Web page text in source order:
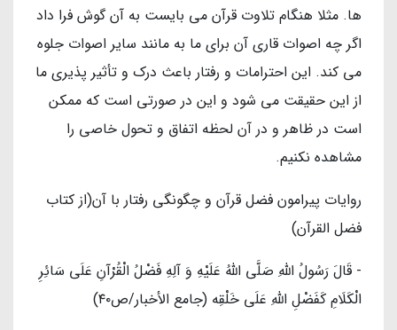
ها. مثلا هنگام تلاوت قرآن می بایست به آن گوش فرا داد
اگر چه اصوات قاری آن برای ما به مانند سایر اصوات جلوه
می کند. این احترامات و رفتار باعث درک و تأثیر پذیری ما
از این حقیقت می شود و این در صورتی است که ممکن
است در ظاهر و در آن لحظه اتفاق و تحول خاصی را
مشاهده نکنیم.
روایات پیرامون فضل قرآن و چگونگی رفتار با آن(از کتاب
فضل القرآن)
- قَالَ رَسُولُ اللَّهِ صَلَّی اللهُ عَلَیْهِ وَ آلِهِ‏ فَضْلُ‏ الْقُرْآنِ‏ عَلَى‏ سَائِرِ
الْكَلَامِ كَفَضْلِ اللَّهِ عَلَى خَلْقِه‏ (جامع الأخبار/ص۴۰)